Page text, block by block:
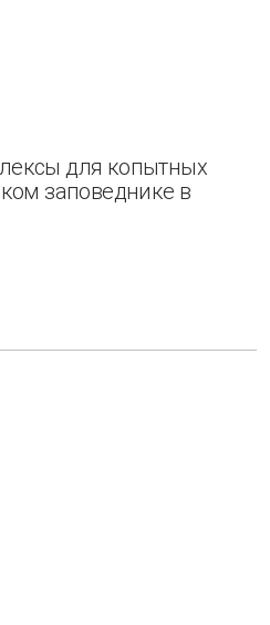
для копытных
заповеднике в